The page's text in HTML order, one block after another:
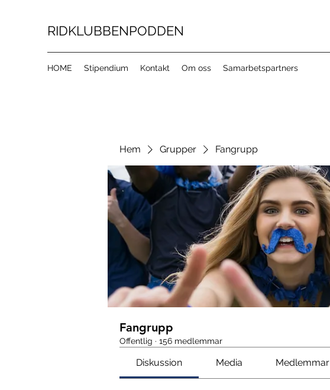
RIDKLUBBENPODDEN
HOME Stipendium Kontakt Om oss Samarbetspartners
Hem Grupper Fangrupp
Fangrupp
Offentlig · 156 medlemmar
Diskussion Media Medlemmar